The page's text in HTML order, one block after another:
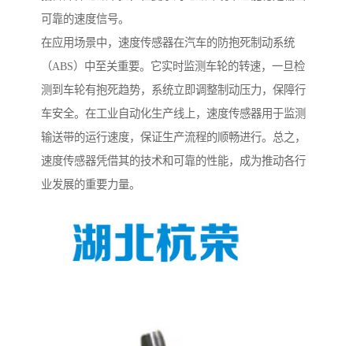
可靠的速度信号。
在应用场景中，速度传感器在汽车的防抱死制动系统
（ABS）中至关重要。它实时监测车轮的转速，一旦检
测到车轮有抱死趋势，系统立即调整制动压力，保障行
车安全。在工业自动化生产线上，速度传感器用于监测
输送带的运行速度，保证生产流程的顺畅进行。总之，
速度传感器凭借其的技术和可靠的性能，成为推动各行
业发展的重要力量。